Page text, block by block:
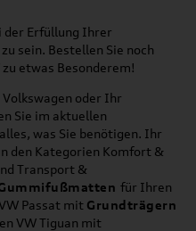
der Erfüllung Ihrer
sein. Bestellen Sie noch
etwas Besonderem!
oder Ihr
Sie im aktuellen
was Sie benötigen. Ihr
den Kategorien Komfort &
Transport &
für Ihren
Passat mit Grundträgern
VW Tiguan mit